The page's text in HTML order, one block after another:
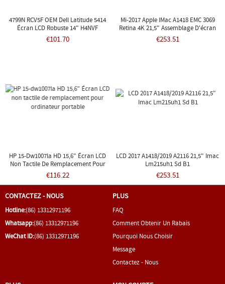
4799N RCV5F OEM Dell Latitude 5414
Écran LCD Robuste 14" H4NVF
€101.70
Mi-2017 Apple IMac A1418 EMC 3069
Retina 4K 21,5" Assemblage D'écran
De REMPLACEMENT
€253.51
HP 15-Dw1007la HD 15,6" Écran LCD
Non Tactile De Remplacement Pour
Ordinateur Portable
€116.22
LCD 2017 A1418/2019 A2116 21,5" Imac
Lm215uh1 Sd B1
€253.51
CONTACTEZ - NOUS
Hotline:(86) 13312971196
Whatsapp:(86) 13312971196
WeChat ID:(86) 13312971196
PLUS
FAQ
Comment Obtenir Un Rabais
Pourquoi Nous Choisir
Message
Contactez - Nous